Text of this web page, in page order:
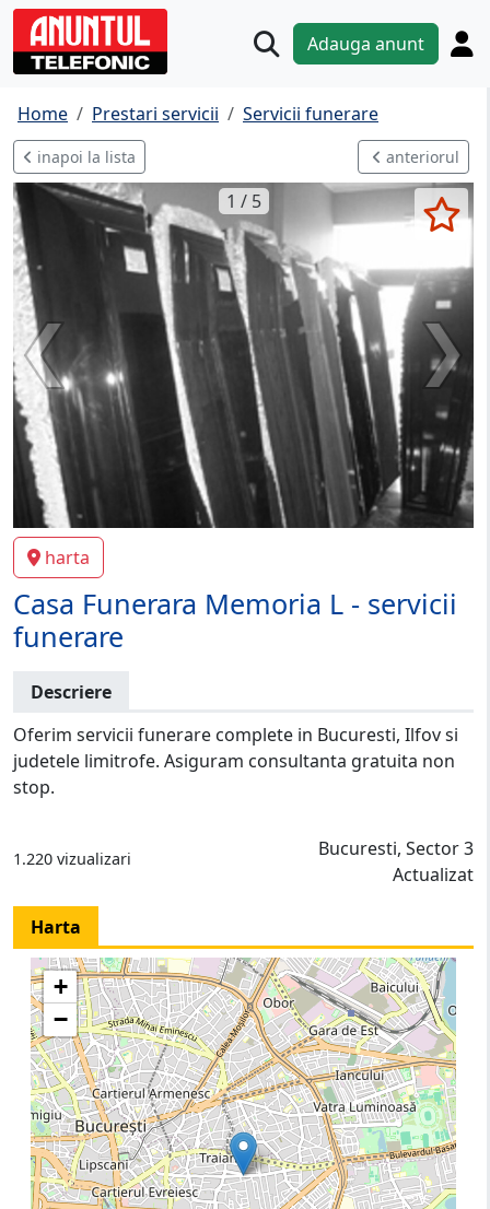
Adauga anunt
Home Prestari servicii Servicii funerare
inapoi la lista anteriorul
1 / 5
harta
Casa Funerara Memoria L - servicii
funerare
Descriere
Oferim servicii funerare complete in Bucuresti, Ilfov si
judetele limitrofe. Asiguram consultanta gratuita non
stop.
1.220 vizualizari
Bucuresti, Sector 3
Actualizat
Harta
+
−